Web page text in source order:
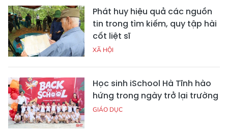
Phát huy hiệu quả các nguồn
tin trong tìm kiếm, quy tập hài
cốt liệt sĩ
XÃ HỘI
Học sinh iSchool Hà Tĩnh hào
hứng trong ngày trở lại trường
GIÁO DỤC